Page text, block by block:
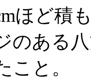
ほど積
のある
こと。